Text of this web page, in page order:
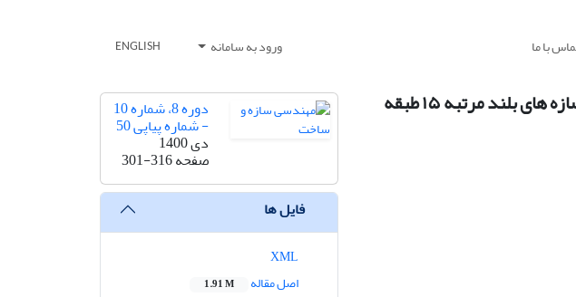
با ما ورود به سامانه ENGLISH
مرتبه ۱۵ طبقه دوره 8، شماره 10
- شماره پیاپی 50
دی 1400
صفحه301-316
فایل ها
اصل مقاله
1.91 M